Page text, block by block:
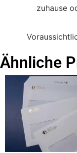
zuhause
Ähnliche